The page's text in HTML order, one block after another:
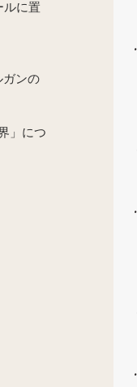
ルに置
ガンの
」につ